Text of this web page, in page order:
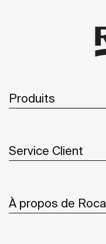
Produits
Service Client
À propos de Roca